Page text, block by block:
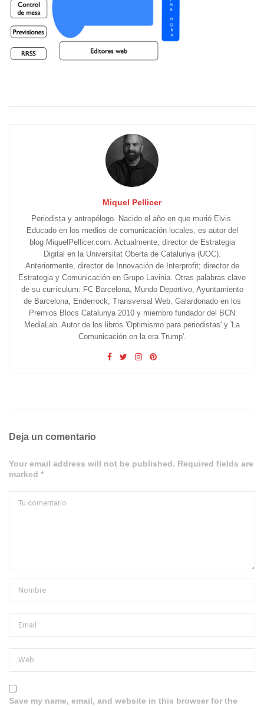
Miquel Pellicer
Periodista y antropólogo. Nacido el año en que murió Elvis.
Educado en los medios de comunicación locales, es autor del
blog MiquelPellicer.com. Actualmente, director de Estrategia
Digital en la Universitat Oberta de Catalunya (UOC).
Anteriormente, director de Innovación de Interprofit; director de
Estrategia y Comunicación en Grupo Lavinia. Otras palabras clave
de su currículum: FC Barcelona, Mundo Deportivo, Ayuntamiento
de Barcelona, Enderrock, Transversal Web. Galardonado en los
Premios Blocs Catalunya 2010 y miembro fundador del BCN
MediaLab. Autor de los libros 'Optimismo para periodistas' y 'La
Comunicación en la era Trump'.
Deja un comentario
Your email address will not be published. Required fields are
marked *
Save my name, email, and website in this browser for the